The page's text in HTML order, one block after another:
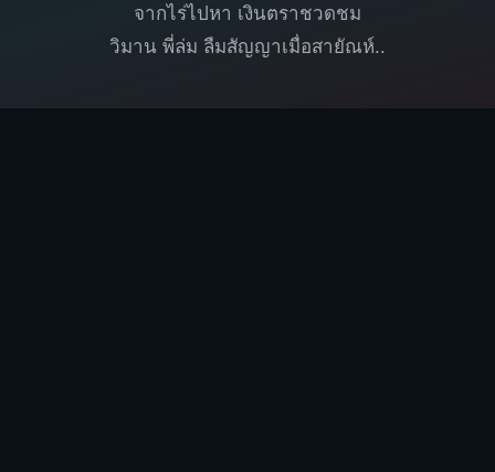
จากไร่ไปหา เงินตราชวดชม
วิมาน พี่ล่ม ลืมสัญญาเมื่อสายัณห์..